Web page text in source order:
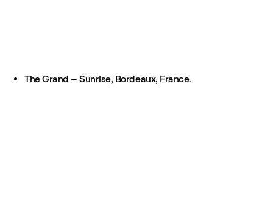
The Grand – Sunrise, Bordeaux, France.